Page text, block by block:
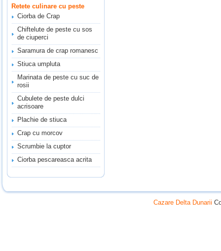
Retete culinare cu peste
Ciorba de Crap
Chiftelute de peste cu sos
de ciuperci
Saramura de crap romanesc
Stiuca umpluta
Marinata de peste cu suc de
rosii
Cubulete de peste dulci
acrisoare
Plachie de stiuca
Crap cu morcov
Scrumbie la cuptor
Ciorba pescareasca acrita
Cazare Delta Dunarii